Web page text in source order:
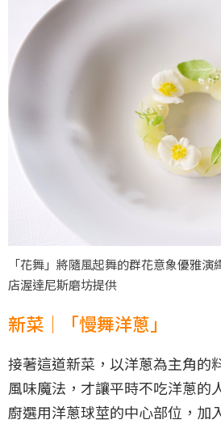
「花舞」將隨風起舞的群花意象優雅
店渥達尼斯磨坊提供
新菜｜「慢舞洋蔥」
接著這道新菜，以洋蔥為主角的
風味魔法，才讓平時不吃洋蔥的
廚選用洋蔥球莖的中心部位，加